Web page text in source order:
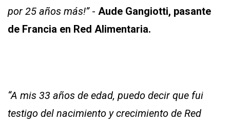
por 25 años más!”- Aude Gangiotti, pasante
de Francia en Red Alimentaria.
“A mis 33 años de edad, puedo decir que fui
testigo del nacimiento y crecimiento de Red